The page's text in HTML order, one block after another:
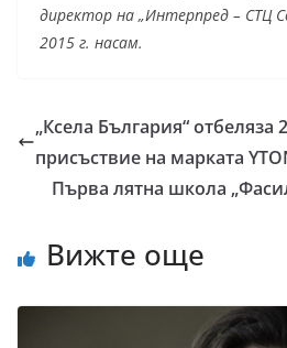
директор на „Интерпред – СТЦ
2015 г. насам.
„Ксела България“ отбеляза
присъствие на марката
Първа лятна школа
Вижте още